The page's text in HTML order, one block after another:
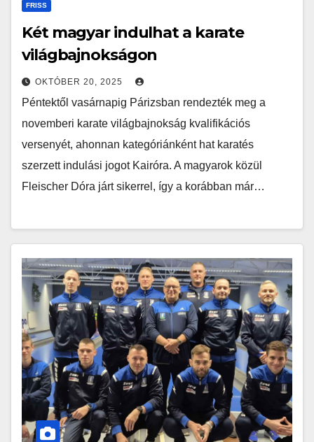
FRISS
Két magyar indulhat a karate
világbajnokságon
OKTÓBER 20, 2025
Péntektől vasárnapig Párizsban rendezték meg a
novemberi karate világbajnokság kvalifikációs
versenyét, ahonnan kategóriánként hat karatés
szerzett indulási jogot Kairóra. A magyarok közül
Fleischer Dóra járt sikerrel, így a korábban már…